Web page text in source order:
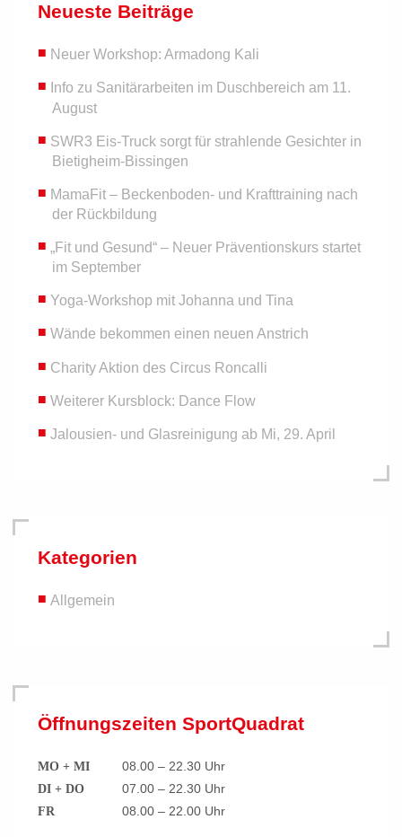
Neueste Beiträge
Neuer Workshop: Armadong Kali
Info zu Sanitärarbeiten im Duschbereich am 11.
August
SWR3 Eis-Truck sorgt für strahlende Gesichter in
Bietigheim-Bissingen
MamaFit – Beckenboden- und Krafttraining nach
der Rückbildung
„Fit und Gesund“ – Neuer Präventionskurs startet
im September
Yoga-Workshop mit Johanna und Tina
Wände bekommen einen neuen Anstrich
Charity Aktion des Circus Roncalli
Weiterer Kursblock: Dance Flow
Jalousien- und Glasreinigung ab Mi, 29. April
Kategorien
Allgemein
Öffnungszeiten SportQuadrat
MO + MI 08.00 – 22.30 Uhr
DI + DO 07.00 – 22.30 Uhr
FR 08.00 – 22.00 Uhr